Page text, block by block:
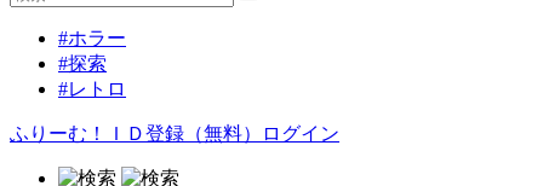
#ホラー
#探索
#レトロ
ふりーむ！ＩＤ登録（無料） ログイン